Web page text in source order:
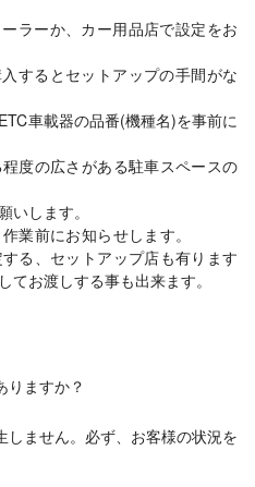
ラーか、カー用品店で設定をお
するとセットアップの手間がな
車載器の品番(機種名)を事前に
度の広さがある駐車スペースの
いします。
、作業前にお知らせします。
る、セットアップ店も有ります
お渡しする事も出来ます。
りますか？
しません。必ず、お客様の状況を